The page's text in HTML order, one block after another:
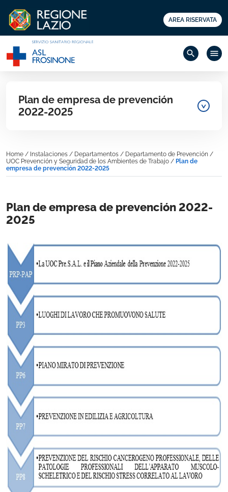
AREA RISERVATA
search menu
Plan de empresa de prevención
2022-2025
Home / Instalaciones / Departamentos / Departamento de Prevención /
UOC Prevención y Seguridad de los Ambientes de Trabajo / Plan de
empresa de prevención 2022-2025
Plan de empresa de prevención 2022-
2025